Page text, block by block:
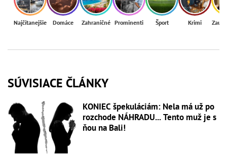
Najčítanejšie Domáce Zahraničné Prominenti Šport Krimi
SÚVISIACE ČLÁNKY
KONIEC špekuláciám: Nela má už po
rozchode NÁHRADU... Tento muž je s
ňou na Bali!